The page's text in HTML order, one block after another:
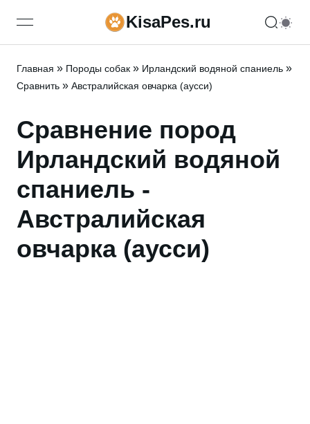
open navigation menuKisaPes.ru
Главная » Породы собак » Ирландский водяной спаниель »
Сравнить » Австралийская овчарка (аусси)
Сравнение пород
Ирландский водяной
спаниель -
Австралийская
овчарка (аусси)